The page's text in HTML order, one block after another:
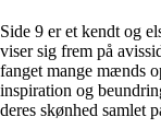
Side 9 er et kendt og
viser sig frem på
fanget mange mænds
inspiration og
deres skønhed samlet